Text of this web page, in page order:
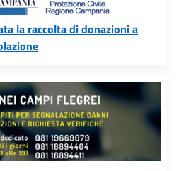
la raccolta di donazioni a